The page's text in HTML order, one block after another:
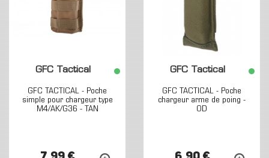
GFC Tactical
GFC TACTICAL - Poche
simple pour chargeur type
M4/AK/G36 - TAN
GFC Tactical
GFC TACTICAL - Poche
chargeur arme de poing -
OD